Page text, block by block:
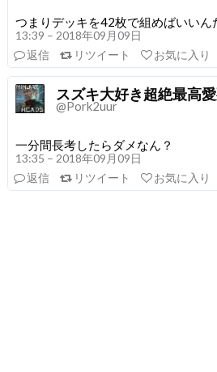
つまりデッキを42枚で組めばいいん
13:39 – 2018年09月09日
返信
リツイート お気に入り
スズキ大好き超絶最高
@Pork2uur
一分間長考したらダメなん？
13:35 – 2018年09月09日
返信
リツイート お気に入り